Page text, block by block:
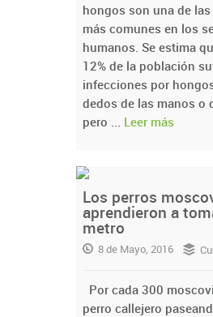
hongos son una de
más comunes en los
humanos. Se estima
12% de la población
infecciones por
dedos de las manos o
pero ... Leer más
Los perros
aprendieron a
metro
8 de Mayo, 2016
Por cada 300
perro callejero